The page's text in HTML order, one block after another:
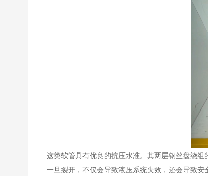
这类软管具有优良的抗压水准。其两层钢丝盘绕
一旦裂开，不仅会导致液压系统失效，还会导致安